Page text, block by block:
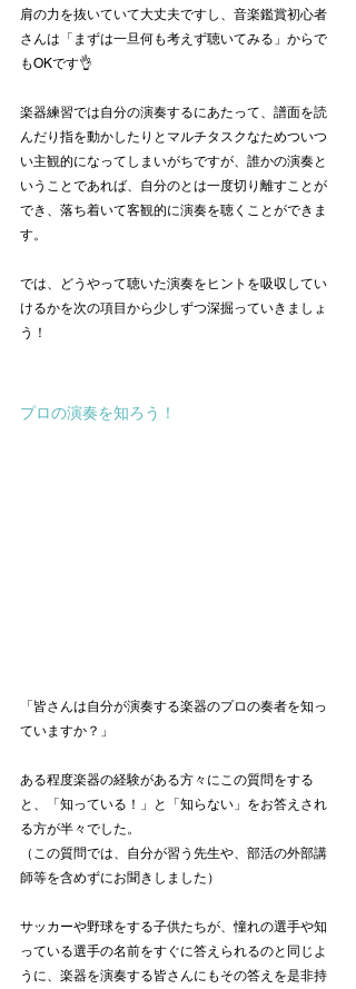
肩の力を抜いていて大丈夫ですし、音楽鑑賞初心者
さんは「まずは一旦何も考えず聴いてみる」からで
もOKです👌
楽器練習では自分の演奏するにあたって、譜面を読
んだり指を動かしたりとマルチタスクなためついつ
い主観的になってしまいがちですが、誰かの演奏と
いうことであれば、自分のとは一度切り離すことが
でき、落ち着いて客観的に演奏を聴くことができま
す。
では、どうやって聴いた演奏をヒントを吸収してい
けるかを次の項目から少しずつ深掘っていきましょ
う！
プロの演奏を知ろう！
「皆さんは自分が演奏する楽器のプロの奏者を知っ
ていますか？」
ある程度楽器の経験がある方々にこの質問をする
と、「知っている！」と「知らない」をお答えされ
る方が半々でした。
（この質問では、自分が習う先生や、部活の外部講
師等を含めずにお聞きしました）
サッカーや野球をする子供たちが、憧れの選手や知
っている選手の名前をすぐに答えられるのと同じよ
うに、楽器を演奏する皆さんにもその答えを是非持